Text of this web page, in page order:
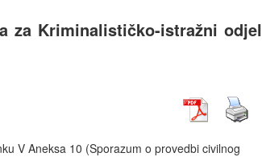
za Kriminalističko-istražni odjel
V Aneksa 10 (Sporazum o provedbi civilnog